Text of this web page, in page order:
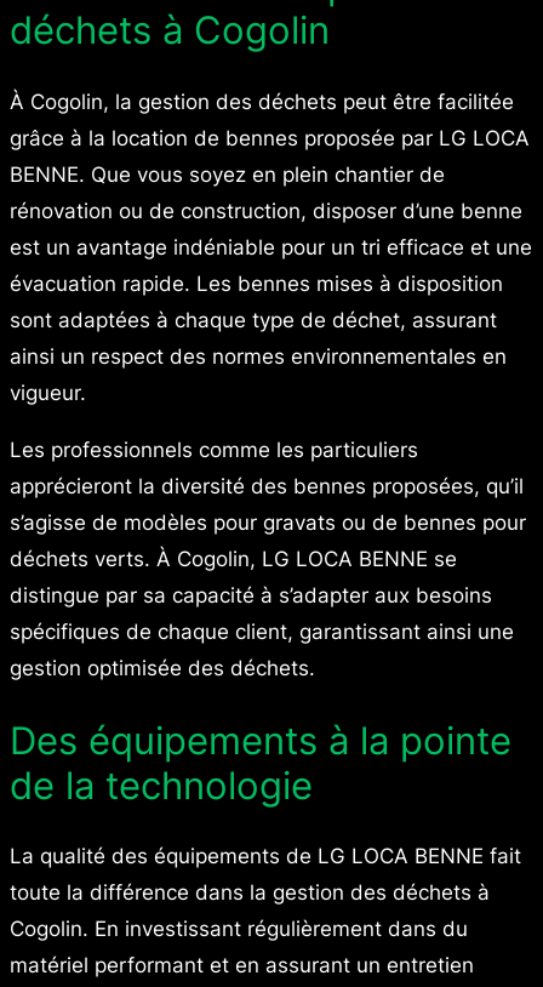
déchets à Cogolin
À Cogolin, la gestion des déchets peut être facilitée
grâce à la location de bennes proposée par LG LOCA
BENNE. Que vous soyez en plein chantier de
rénovation ou de construction, disposer d’une benne
est un avantage indéniable pour un tri efficace et une
évacuation rapide. Les bennes mises à disposition
sont adaptées à chaque type de déchet, assurant
ainsi un respect des normes environnementales en
vigueur.
Les professionnels comme les particuliers
apprécieront la diversité des bennes proposées, qu’il
s’agisse de modèles pour gravats ou de bennes pour
déchets verts. À Cogolin, LG LOCA BENNE se
distingue par sa capacité à s’adapter aux besoins
spécifiques de chaque client, garantissant ainsi une
gestion optimisée des déchets.
Des équipements à la pointe
de la technologie
La qualité des équipements de LG LOCA BENNE fait
toute la différence dans la gestion des déchets à
Cogolin. En investissant régulièrement dans du
matériel performant et en assurant un entretien